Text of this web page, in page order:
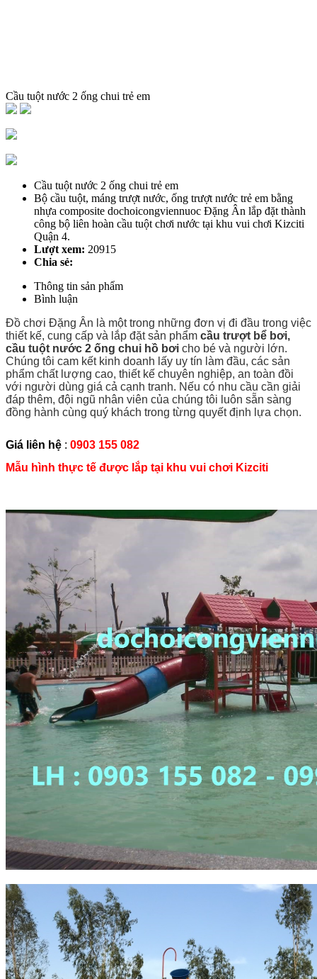
Cầu tuột nước 2 ống chui trẻ em
Cầu tuột nước 2 ống chui trẻ em
Bộ cầu tuột, máng trượt nước, ống trượt nước trẻ em bằng
nhựa composite dochoicongviennuoc Đặng Ân lắp đặt thành
công bộ liên hoàn cầu tuột chơi nước tại khu vui chơi Kizciti
Quận 4.
Lượt xem: 20915
Chia sẻ:
Thông tin sản phẩm
Bình luận
Đồ chơi Đặng Ân là một trong những đơn vị đi đầu trong việc
thiết kế, cung cấp và lắp đặt sản phẩm cầu trượt bể bơi,
cầu tuột nước 2 ống chui hồ bơi cho bé và người lớn.
Chúng tôi cam kết kinh doanh lấy uy tín làm đầu, các sản
phẩm chất lượng cao, thiết kế chuyên nghiệp, an toàn đồi
với người dùng giá cả cạnh tranh. Nếu có nhu cầu cần giải
đáp thêm, đội ngũ nhân viên của chúng tôi luôn sẵn sàng
đồng hành cùng quý khách trong từng quyết định lựa chọn.
Giá liên hệ : 0903 155 082
Mẫu hình thực tế được lắp tại khu vui chơi Kizciti